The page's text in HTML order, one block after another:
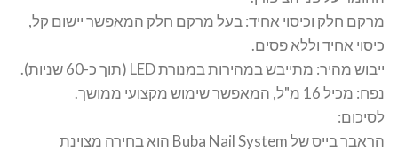
מרקם חלק וכיסוי אחיד: בעל מרקם חלק המאפשר יישום קל,
כיסוי אחיד וללא פסים.
ייבוש מהיר: מתייבש במהירות במנורת LED (תוך כ-60 שניות).
נפח: מכיל 16 מ"ל, המאפשר שימוש מקצועי ממושך.
לסיכום:
הראבר בייס של Buba Nail System הוא בחירה מצוינת